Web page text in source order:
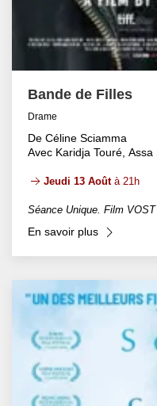
Bande de Filles
Drame
De Céline Sciamma
Avec Karidja Touré,
Jeudi 13 Aoûtà 21h
Séance Unique. Film VOST
En savoir plus